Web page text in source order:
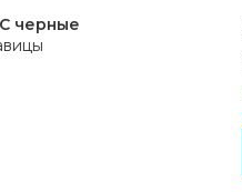
черные